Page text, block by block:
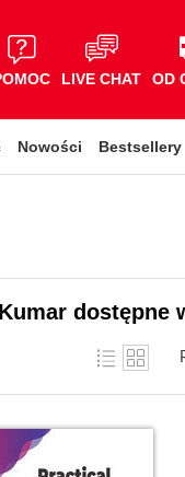
LIVE CHAT OD
Nowości Bestsellery
dostępne